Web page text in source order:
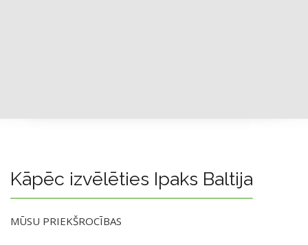
Kāpēc izvēlēties Ipaks Baltija
MŪSU PRIEKŠROCĪBAS